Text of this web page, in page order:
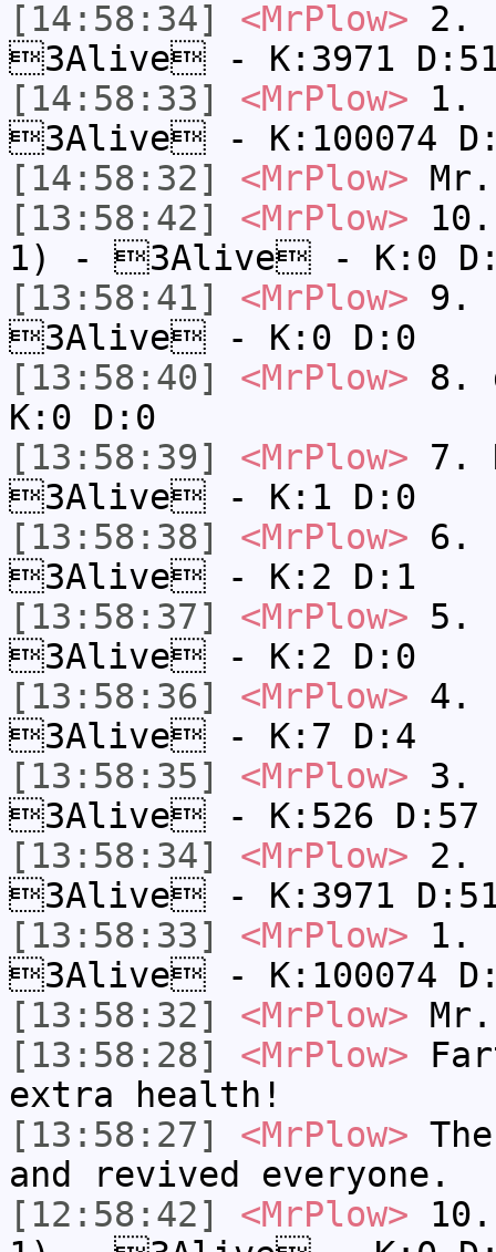
[14:58:34]
<MrPlow> 2.
3Alive - K:3971
[14:58:33]
<MrPlow> 1.
3Alive - K:100074
[14:58:32]
<MrPlow>
[13:58:42]
<MrPlow>
1) - 3Alive - K:0
[13:58:41]
<MrPlow> 9.
3Alive - K:0 D:0
[13:58:40]
<MrPlow> 8.
K:0 D:0
[13:58:39]
<MrPlow> 7.
3Alive - K:1 D:0
[13:58:38]
<MrPlow> 6.
3Alive - K:2 D:1
[13:58:37]
<MrPlow> 5.
3Alive - K:2 D:0
[13:58:36]
<MrPlow> 4.
3Alive - K:7 D:4
[13:58:35]
<MrPlow> 3.
3Alive - K:526 D:57
[13:58:34]
<MrPlow> 2.
3Alive - K:3971
[13:58:33]
<MrPlow> 1.
3Alive - K:100074
[13:58:32]
<MrPlow>
[13:58:28]
<MrPlow>
extra health!
[13:58:27]
<MrPlow>
and revived everyone.
[12:58:42]
<MrPlow>